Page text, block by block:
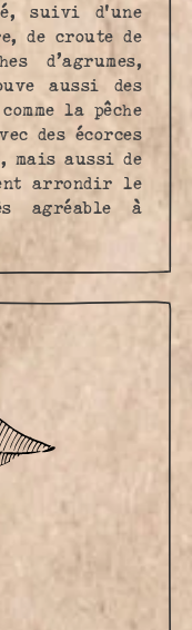
suivi d'une
de croute de
d’agrumes,
aussi des
la pêche
des écorces
mais aussi de
arrondir le
agréable à